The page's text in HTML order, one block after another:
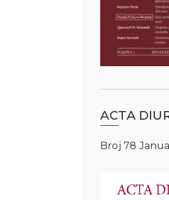
ACTA
Broj 78